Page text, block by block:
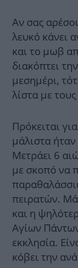
Αν σας
λευκό κάνει
και το μωβ
διακόπτει
μεσημέρι,
λίστα με
Πρόκειται
μάλιστα
Μετράει 6
με σκοπό να
πειρατών.
και η
Αγίων
εκκλησία.
κόβει την